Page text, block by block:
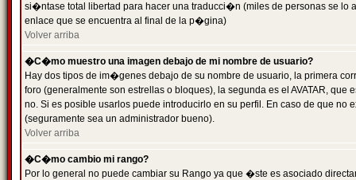
si�ntase total libertad para hacer una traducci�n (miles de personas se
enlace que se encuentra al final de la p�gina)
Volver arriba
�C�mo muestro una imagen debajo de mi nombre de usuario?
Hay dos tipos de im�genes debajo de su nombre de usuario, la primera
foro (generalmente son estrellas o bloques), la segunda es el AVATAR,
no. Si es posible usarlos puede introducirlo en su perfil. En caso de que
(seguramente sea un administrador bueno).
Volver arriba
�C�mo cambio mi rango?
Por lo general no puede cambiar su Rango ya que �ste es asociado